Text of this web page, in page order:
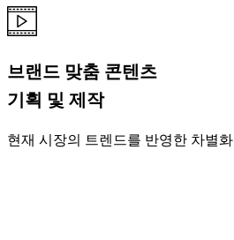
브랜드 맞춤 콘텐츠
기획 및 제작
현재 시장의 트렌드를 반영한 차별